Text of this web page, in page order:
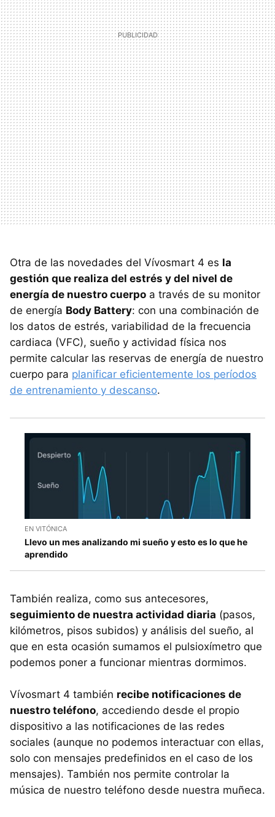
Otra de las novedades del Vívosmart 4 es la
gestión que realiza del estrés y del nivel de
energía de nuestro cuerpo a través de su monitor
de energía Body Battery: con una combinación de
los datos de estrés, variabilidad de la frecuencia
cardiaca (VFC), sueño y actividad física nos
permite calcular las reservas de energía de nuestro
cuerpo para planificar eficientemente los períodos
de entrenamiento y descanso.
EN VITÓNICA
Llevo un mes analizando mi sueño y esto es lo que he
aprendido
También realiza, como sus antecesores,
seguimiento de nuestra actividad diaria (pasos,
kilómetros, pisos subidos) y análisis del sueño, al
que en esta ocasión sumamos el pulsioxímetro que
podemos poner a funcionar mientras dormimos.
Vívosmart 4 también recibe notificaciones de
nuestro teléfono, accediendo desde el propio
dispositivo a las notificaciones de las redes
sociales (aunque no podemos interactuar con ellas,
solo con mensajes predefinidos en el caso de los
mensajes). También nos permite controlar la
música de nuestro teléfono desde nuestra muñeca.